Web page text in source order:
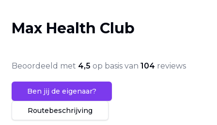
Max Health Club
Beoordeeld met 4,5 op basis van 104 reviews
Ben jij de eigenaar?
Routebeschrijving